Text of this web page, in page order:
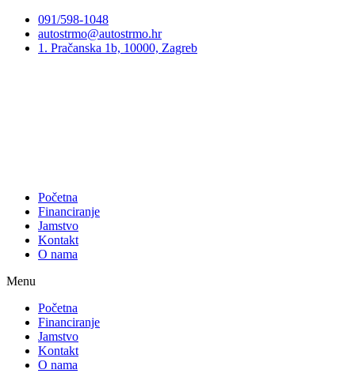
Preskoči
sadržaj
091/598-1048
autostrmo@autostrmo.hr
1. Pračanska 1b, 10000, Zagreb
Početna
Financiranje
Jamstvo
Kontakt
O nama
Menu
Početna
Financiranje
Jamstvo
Kontakt
O nama